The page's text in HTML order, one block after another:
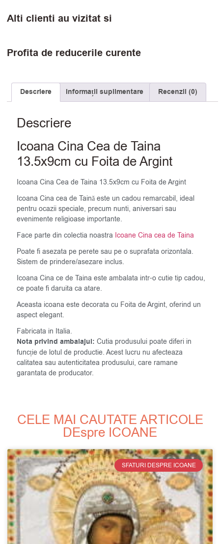
Alti clienti au vizitat si
Profita de reducerile curente
Descriere Informații suplimentare Recenzii (0)
Descriere
Icoana Cina Cea de Taina
13.5x9cm cu Foita de Argint
Icoana Cina Cea de Taina 13.5x9cm cu Foita de Argint
Icoana Cina cea de Taină este un cadou remarcabil, ideal
pentru ocazii speciale, precum nunti, aniversari sau
evenimente religioase importante.
Face parte din colectia noastra Icoane Cina cea de Taina
Poate fi asezata pe perete sau pe o suprafata orizontala.
Sistem de prindere/asezare inclus.
Icoana Cina ce de Taina este ambalata intr-o cutie tip cadou,
ce poate fi daruita ca atare.
Aceasta icoana este decorata cu Foita de Argint, oferind un
aspect elegant.
Fabricata in Italia.
Nota privind ambalajul: Cutia produsului poate diferi in
funcție de lotul de productie. Acest lucru nu afecteaza
calitatea sau autenticitatea produsului, care ramane
garantata de producator.
CELE MAI CAUTATE ARTICOLE
DEspre ICOANE
SFATURI DESPRE ICOANE